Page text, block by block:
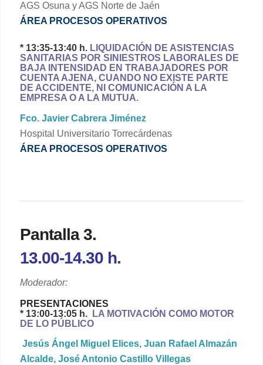
AGS Osuna y AGS Norte de Jaén
ÁREA PROCESOS OPERATIVOS
* 13:35-13:40 h. LIQUIDACIÓN DE ASISTENCIAS
SANITARIAS POR SINIESTROS LABORALES DE
BAJA INTENSIDAD EN TRABAJADORES POR
CUENTA AJENA, CUANDO NO EXISTE PARTE
DE ACCIDENTE, NI COMUNICACIÓN A LA
EMPRESA O A LA MUTUA.
Fco. Javier Cabrera Jiménez
Hospital Universitario Torrecárdenas
ÁREA PROCESOS OPERATIVOS
Pantalla 3.
13.00-14.30 h.
Moderador:
PRESENTACIONES
* 13:00-13:05 h.
LA MOTIVACIÓN COMO MOTOR
DE LO PÚBLICO
Jesús Ángel Miguel Elices, Juan Rafael Almazán
Alcalde, José Antonio Castillo Villegas